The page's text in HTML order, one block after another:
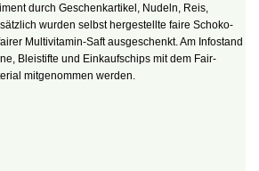
durch Geschenkartikel, Nudeln, Reis,
wurden selbst hergestellte faire Schoko-
Multivitamin-Saft ausgeschenkt. Am Infostand
Bleistifte und Einkaufschips mit dem Fair-
mitgenommen werden.